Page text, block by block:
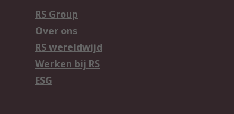
RS Group
Over ons
RS wereldwijd
Werken bij RS
ESG